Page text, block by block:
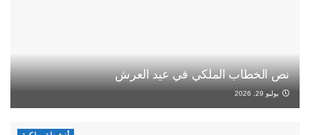
نص الخطاب الملكي في عيد العرش
يوليو 29, 2026